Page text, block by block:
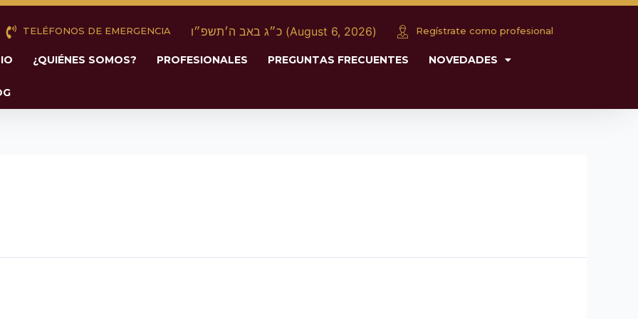
TELÉFONOS DE EMERGENCIA כ״ג באב ה׳תשפ״ו (August 6, 2026) Regístrate como profesional
¿QUIÉNES SOMOS? PROFESIONALES PREGUNTAS FRECUENTES NOVEDADES